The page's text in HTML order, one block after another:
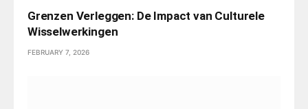
Grenzen Verleggen: De Impact van Culturele
Wisselwerkingen
FEBRUARY 7, 2026